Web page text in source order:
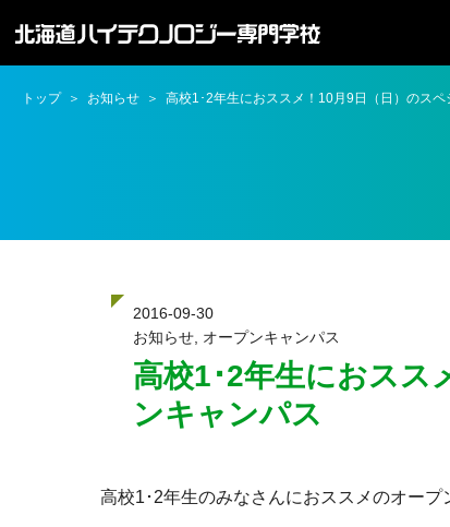
トップ お知らせ 高校1･2年生におススメ！10月9日（日）のス
2016-09-30
お知らせ オープンキャンパス
高校1･2年生におスス
ンキャンパス
高校1･2年生のみなさんにおススメのオープ